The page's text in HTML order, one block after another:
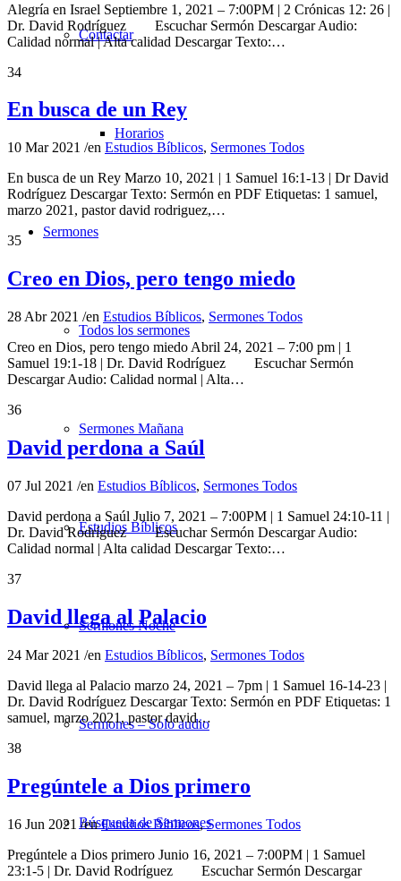
Contactar
Horarios
Sermones
Todos los sermones
Sermones Mañana
Estudios Bíblicos
Sermones Noche
Sermones – Solo audio
Búsqueda de Sermones
Alegría en Israel Septiembre 1, 2021 – 7:00PM | 2 Crónicas 12: 26 |
Dr. David Rodríguez Escuchar Sermón Descargar Audio:
Calidad normal | Alta calidad Descargar Texto:…
34
En busca de un Rey
10 Mar 2021 /en Estudios Bíblicos, Sermones Todos
En busca de un Rey Marzo 10, 2021 | 1 Samuel 16:1-13 | Dr David
Rodríguez Descargar Texto: Sermón en PDF Etiquetas: 1 samuel,
marzo 2021, pastor david rodriguez,…
35
Creo en Dios, pero tengo miedo
28 Abr 2021 /en Estudios Bíblicos, Sermones Todos
Creo en Dios, pero tengo miedo Abril 24, 2021 – 7:00 pm | 1
Samuel 19:1-18 | Dr. David Rodríguez Escuchar Sermón
Descargar Audio: Calidad normal | Alta…
36
David perdona a Saúl
07 Jul 2021 /en Estudios Bíblicos, Sermones Todos
David perdona a Saúl Julio 7, 2021 – 7:00PM | 1 Samuel 24:10-11 |
Dr. David Rodríguez Escuchar Sermón Descargar Audio:
Calidad normal | Alta calidad Descargar Texto:…
37
David llega al Palacio
24 Mar 2021 /en Estudios Bíblicos, Sermones Todos
David llega al Palacio marzo 24, 2021 – 7pm | 1 Samuel 16-14-23 |
Dr. David Rodríguez Descargar Texto: Sermón en PDF Etiquetas: 1
samuel, marzo 2021, pastor david…
38
Pregúntele a Dios primero
16 Jun 2021/enEstudios Bíblicos,Sermones Todos
Pregúntele a Dios primero Junio 16, 2021 – 7:00PM | 1 Samuel
23:1-5 | Dr. David Rodríguez Escuchar Sermón Descargar